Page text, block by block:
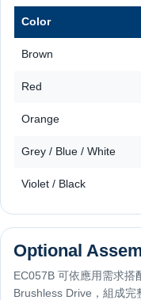
Color
Brown
Red
Orange
Grey / Blue / White
Violet / Black
Optional
EC057B 可依應用需求
Brushless Drive，組成完